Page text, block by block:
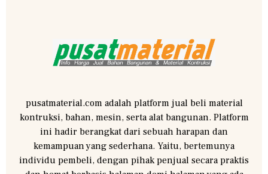
pusatmaterial.com adalah platform jual beli material
kontruksi, bahan, mesin, serta alat bangunan. Platform
ini hadir berangkat dari sebuah harapan dan
kemampuan yang sederhana. Yaitu, bertemunya
individu pembeli, dengan pihak penjual secara praktis